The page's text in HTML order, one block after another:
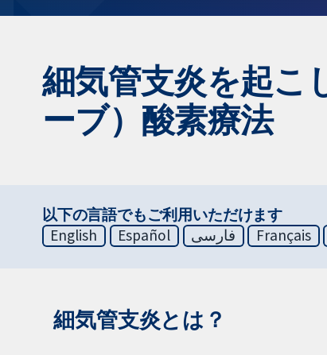
細気管支炎を起こ
ーブ）酸素療法
以下の言語でもご利用いただけます
English
Español فارسی Français
細気管支炎とは？